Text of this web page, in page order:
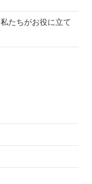
たちがお役に立て